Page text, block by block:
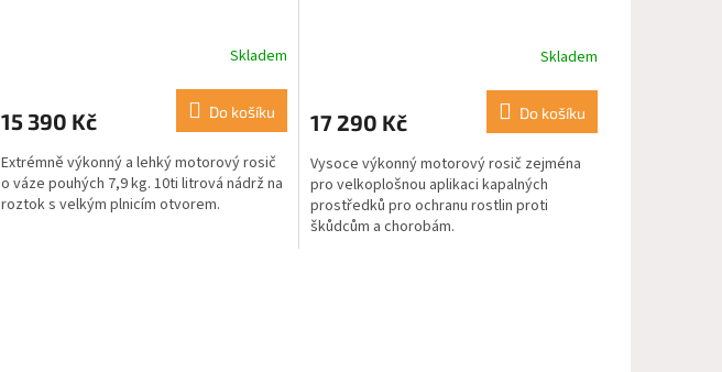
Skladem
15 390 Kč Do košíku
Extrémně výkonný a lehký motorový rosič
o váze pouhých 7,9 kg. 10ti litrová nádrž na
roztok s velkým plnicím otvorem.
Skladem
17 290 Kč Do košíku
Vysoce výkonný motorový rosič zejména
pro velkoplošnou aplikaci kapalných
prostředků pro ochranu rostlin proti
škůdcům a chorobám.